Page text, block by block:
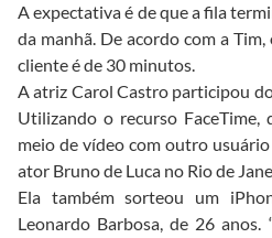
A expectativa é de que a fila
da manhã. De acordo com a
cliente é de 30 minutos.
A atriz Carol Castro participou
Utilizando o recurso
meio de vídeo com outro
ator Bruno de Luca no Rio de
Ela também sorteou um
Leonardo Barbosa, de 26